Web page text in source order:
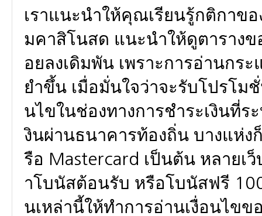
เราแนะนำให้คุณเรียนรู้กติกาขอ
มคาสิโนสด แนะนำให้ดูตาราง
อยลงเดิมพัน เพราะการอ่านกร
ยำขึ้น เมื่อมั่นใจว่าจะรับโปรโม
นไขในช่องทางการชำระเงินที่ร
งินผ่านธนาคารท้องถิ่น บางแห่
รือ Mastercard เป็นต้น หลายเ
าโบนัสต้อนรับ หรือโบนัสฟรี
นเหล่านี้ให้ทำการอ่านเงื่อนไข